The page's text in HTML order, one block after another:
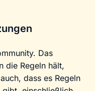
Das
die Regeln hält,
dass es Regeln